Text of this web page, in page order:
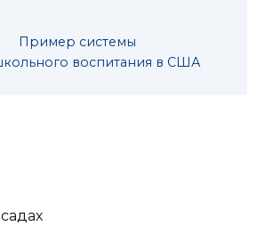
Пример системы
воспитания в США